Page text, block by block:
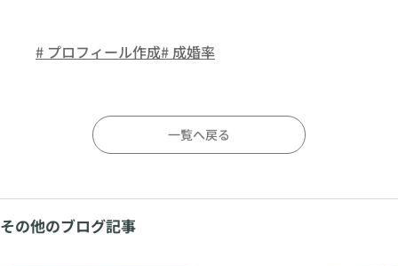
# プロフィール作成# 成婚率
一覧へ戻る
その他のブログ記事